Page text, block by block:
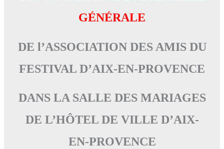
GÉNÉRALE
DE l’ASSOCIATION DES AMIS DU
FESTIVAL D’AIX-EN-PROVENCE
DANS LA SALLE DES MARIAGES
DE L’HÔTEL DE VILLE D’AIX-
EN-PROVENCE